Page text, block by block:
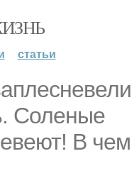
статьи
Соленые
В чем